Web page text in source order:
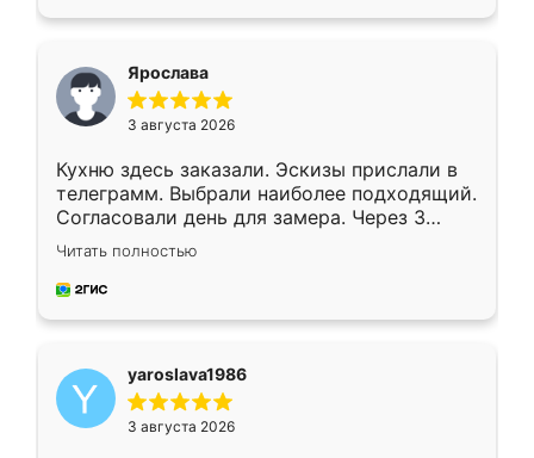
Ярослава
3 августа 2026
Кухню здесь заказали. Эскизы прислали в
телеграмм. Выбрали наиболее подходящий.
Согласовали день для замера. Через 3
недели кухня была уже готова. Остались
довольны работой. Спасибо Ренессанс
мебель за качественную работу!
Читать полностью
yaroslava1986
3 августа 2026